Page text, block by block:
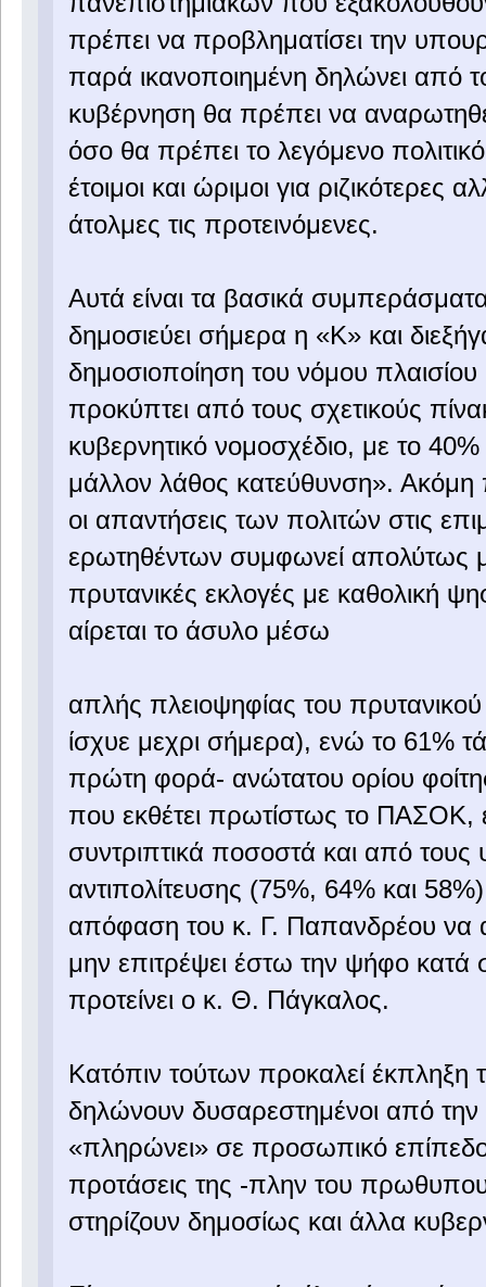
πρέπει να προβληματίσει την
παρά ικανοποιημένη δηλώνει από
κυβέρνηση θα πρέπει να
όσο θα πρέπει το λεγόμενο
έτοιμοι και ώριμοι για
άτολμες τις προτεινόμενες.
Αυτά είναι τα βασικά
δημοσιεύει σήμερα η «Κ» και
δημοσιοποίηση του νόμου
προκύπτει από τους σχετικούς
κυβερνητικό νομοσχέδιο, με το
μάλλον λάθος κατεύθυνση». Ακόμη
οι απαντήσεις των πολιτών στις
ερωτηθέντων συμφωνεί απολύτως
πρυτανικές εκλογές με καθολική
αίρεται το άσυλο μέσω
απλής πλειοψηφίας του
ίσχυε μεχρι σήμερα), ενώ το 61%
πρώτη φορά- ανώτατου ορίου
που εκθέτει πρωτίστως το ΠΑΣΟΚ,
συντριπτικά ποσοστά και από
αντιπολίτευσης (75%, 64% και
απόφαση του κ. Γ. Παπανδρέου να
μην επιτρέψει έστω την ψήφο κατά
προτείνει ο κ. Θ. Πάγκαλος.
Κατόπιν τούτων προκαλεί έκπληξη
δηλώνουν δυσαρεστημένοι από την
«πληρώνει» σε προσωπικό
προτάσεις της -πλην του
στηρίζουν δημοσίως και άλλα